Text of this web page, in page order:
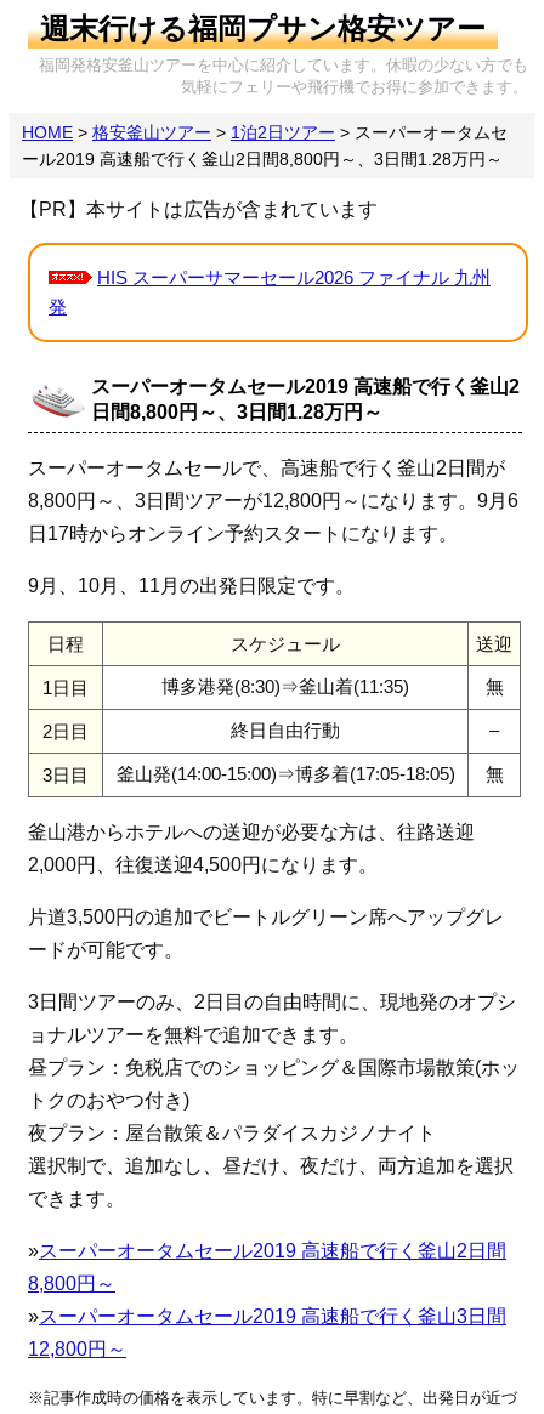
週末行ける福岡プサン格安ツアー
福岡発格安釜山ツアーを中心に紹介しています。休暇の少ない方でも
気軽にフェリーや飛行機でお得に参加できます。
HOME > 格安釜山ツアー > 1泊2日ツアー > スーパーオータムセ
ール2019 高速船で行く釜山2日間8,800円～、3日間1.28万円～
【PR】本サイトは広告が含まれています
HIS スーパーサマーセール2026 ファイナル 九州
発
スーパーオータムセール2019 高速船で行く釜山2
日間8,800円～、3日間1.28万円～
スーパーオータムセールで、高速船で行く釜山2日間が
8,800円～、3日間ツアーが12,800円～になります。9月6
日17時からオンライン予約スタートになります。
9月、10月、11月の出発日限定です。
日程 スケジュール 送迎
1日目 博多港発(8:30)⇒釜山着(11:35) 無
2日目 終日自由行動 –
3日目 釜山発(14:00-15:00)⇒博多着(17:05-18:05) 無
釜山港からホテルへの送迎が必要な方は、往路送迎
2,000円、往復送迎4,500円になります。
片道3,500円の追加でビートルグリーン席へアップグレ
ードが可能です。
3日間ツアーのみ、2日目の自由時間に、現地発のオプシ
ョナルツアーを無料で追加できます。
昼プラン：免税店でのショッピング＆国際市場散策(ホッ
トクのおやつ付き)
夜プラン：屋台散策＆パラダイスカジノナイト
選択制で、追加なし、昼だけ、夜だけ、両方追加を選択
できます。
»スーパーオータムセール2019 高速船で行く釜山2日間
8,800円～
»スーパーオータムセール2019 高速船で行く釜山3日間
12,800円～
※記事作成時の価格を表示しています。特に早割など、出発日が近づ